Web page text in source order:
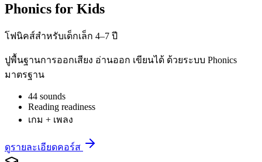
Phonics for Kids
โฟนิคส์สำหรับเด็กเล็ก 4–7 ปี
ปูพื้นฐานการออกเสียง อ่านออก เขียนได้ ด้วยระบบ Phonics
มาตรฐาน
44 sounds
Reading readiness
เกม + เพลง
ดูรายละเอียดคอร์ส